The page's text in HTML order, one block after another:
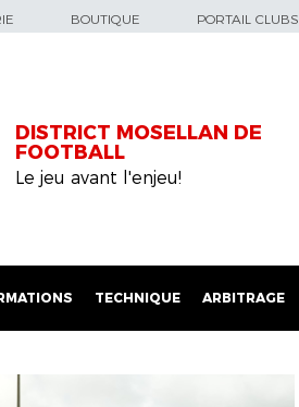
BOUTIQUE PORTAIL CLUBS
DISTRICT MOSELLAN DE
FOOTBALL
Le jeu avant l'enjeu!
TECHNIQUE ARBITRAGE